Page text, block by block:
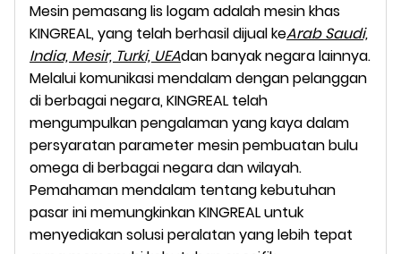
Mesin pemasang lis logam adalah mesin khas
KINGREAL, yang telah berhasil dijual keArab Saudi,
India, Mesir, Turki, UEAdan banyak negara lainnya.
Melalui komunikasi mendalam dengan pelanggan
di berbagai negara, KINGREAL telah
mengumpulkan pengalaman yang kaya dalam
persyaratan parameter mesin pembuatan bulu
omega di berbagai negara dan wilayah.
Pemahaman mendalam tentang kebutuhan
pasar ini memungkinkan KINGREAL untuk
menyediakan solusi peralatan yang lebih tepat